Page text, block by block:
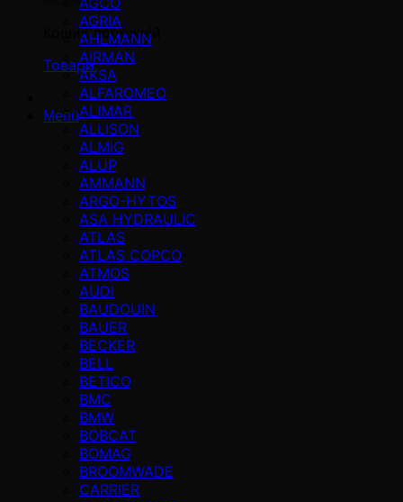
Кошик порожній
Товари
Menü
AGRIA
AHLMANN
AIRMAN
AKSA
ALFAROMEO
ALIMAR
ALLISON
ALMiG
ALUP
AMMANN
ARGO-HYTOS
ASA HYDRAULIC
ATLAS
ATLAS COPCO
ATMOS
AUDI
BAUDOUIN
BAUER
BECKER
BELL
BETICO
BMC
BMW
BOBCAT
BOMAG
BROOMWADE
CARRIER